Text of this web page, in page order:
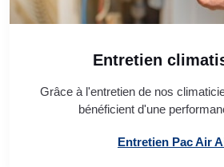
Entretien
Grâce à l'entretien de nos
bénéficient d'une
Entretien Pac Air